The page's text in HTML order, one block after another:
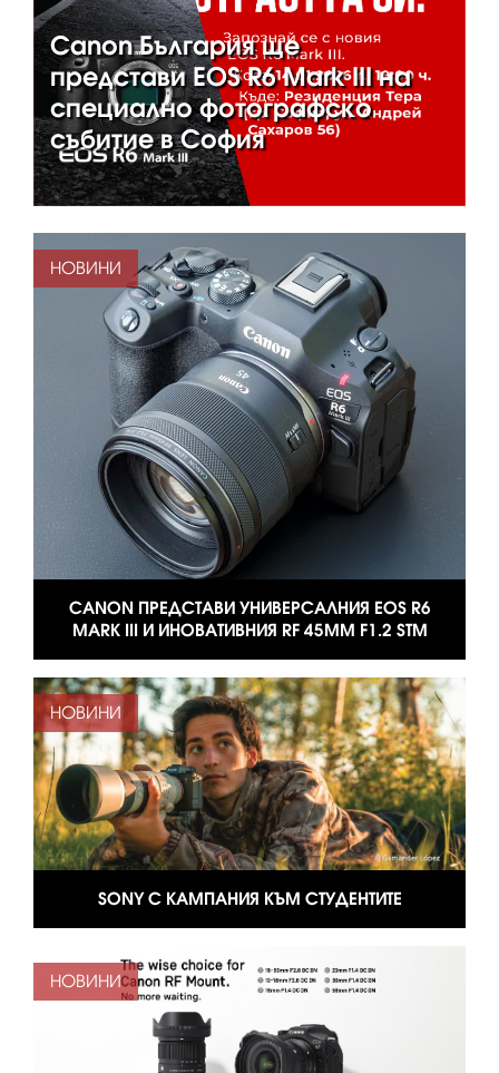
Canon България ще
представи EOS R6 Mark III на
специално фотографско
събитие в София
CANON ПРЕДСТАВИ УНИВЕРСАЛНИЯ EOS R6
MARK III И ИНОВАТИВНИЯ RF 45MM F1.2 STM
НОВИНИ
SONY С КАМПАНИЯ КЪМ СТУДЕНТИТЕ
НОВИНИ
НОВИНИ